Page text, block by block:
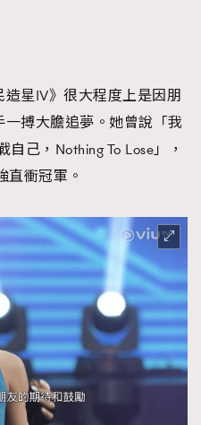
星IV》很大程度上是因朋
搏大膽追夢。她曾說「我
己，Nothing To Lose」，
直衝冠軍。